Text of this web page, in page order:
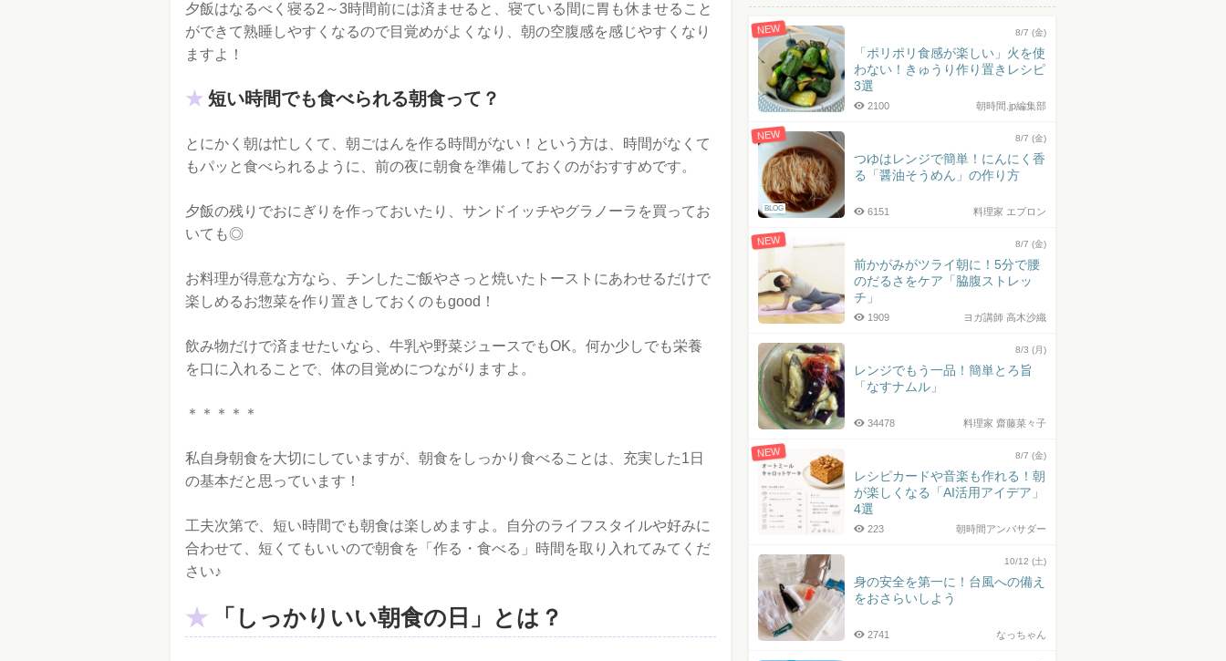
夕飯はなるべく寝る2～3時間前には済ませると、寝ている間に胃も休ませること
ができて熟睡しやすくなるので目覚めがよくなり、朝の空腹感を感じやすくなり
ますよ！
短い時間でも食べられる朝食って？
とにかく朝は忙しくて、朝ごはんを作る時間がない！という方は、時間がなくて
もパッと食べられるように、前の夜に朝食を準備しておくのがおすすめです。
夕飯の残りでおにぎりを作っておいたり、サンドイッチやグラノーラを買ってお
いても◎
お料理が得意な方なら、チンしたご飯やさっと焼いたトーストにあわせるだけで
楽しめるお惣菜を作り置きしておくのもgood！
飲み物だけで済ませたいなら、牛乳や野菜ジュースでもOK。何か少しでも栄養
を口に入れることで、体の目覚めにつながりますよ。
＊＊＊＊＊
私自身朝食を大切にしていますが、朝食をしっかり食べることは、充実した1日
の基本だと思っています！
工夫次第で、短い時間でも朝食は楽しめますよ。自分のライフスタイルや好みに
合わせて、短くてもいいので朝食を「作る・食べる」時間を取り入れてみてくだ
さい♪
「しっかりいい朝食の日」とは？
NEW 8/7 (金)
「ポリポリ食感が楽しい」火を使
わない！きゅうり作り置きレシピ
3選
朝時間.jp編集部
2100
NEW
BLOG
8/7 (金)
つゆはレンジで簡単！にんにく香
る「醤油そうめん」の作り方
料理家 エプロン
6151
NEW 8/7 (金)
前かがみがツライ朝に！5分で腰
のだるさをケア「脇腹ストレッ
チ」
ヨガ講師 高木沙織
1909
8/3 (月)
レンジでもう一品！簡単とろ旨
「なすナムル」
料理家 齋藤菜々子
34478
NEW 8/7 (金)
レシピカードや音楽も作れる！朝
が楽しくなる「AI活用アイデア」
4選
朝時間アンバサダー
223
10/12 (土)
身の安全を第一に！台風への備え
をおさらいしよう
なっちゃん
2741